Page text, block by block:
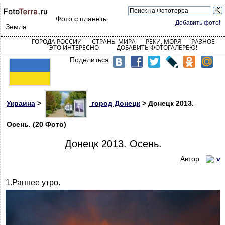
Добавить фото!
Фото с планеты
Земля
ГОРОДА РОССИИ СТРАНЫ МИРА РЕКИ, МОРЯ РАЗНОЕ
ЭТО ИНТЕРЕСНО ДОБАВИТЬ ФОТОГАЛЕРЕЮ!
Поделиться:
Украина > город Донецк > Донецк 2013.
Осень. (20 Фото)
Донецк 2013. Осень.
Автор: v
1.Раннее утро.